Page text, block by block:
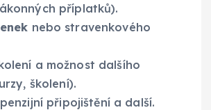
příplatků).
nebo stravenkového
a možnost dalšího
školení).
připojištění a další.